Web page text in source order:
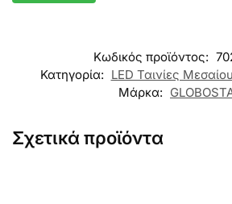
Κωδικός προϊόντος:
Κατηγορία: LED Ταινίες
Μάρκα:
Σχετικά προϊόντα